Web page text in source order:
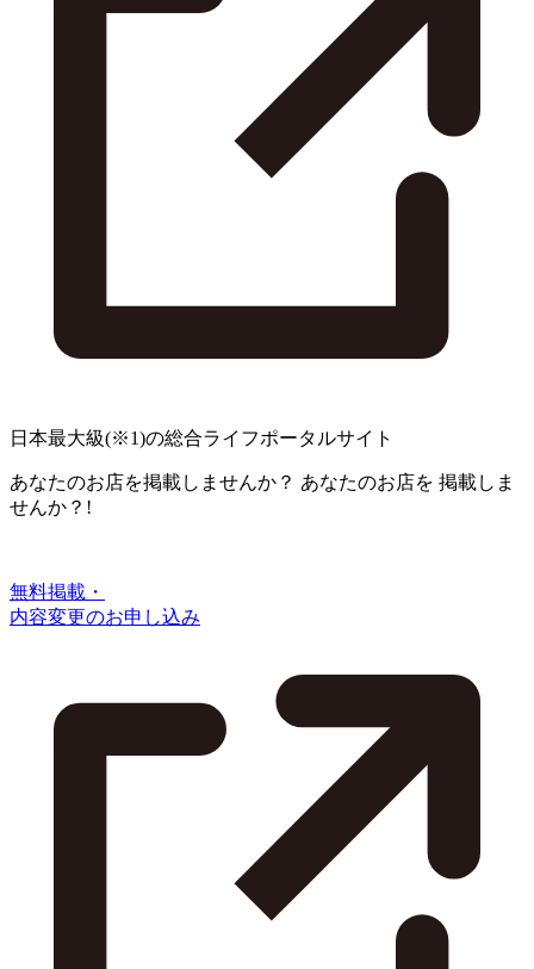
日本最大級(※1)の総合ライフポータルサイト
あなたのお店を掲載しませんか？ あなたのお店を 掲載しま
せんか？!
無料掲載・
内容変更のお申し込み